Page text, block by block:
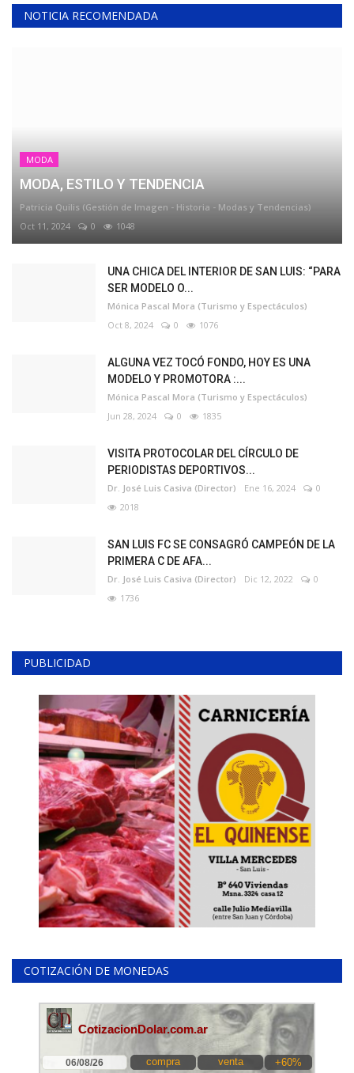
NOTICIA RECOMENDADA
MODA
MODA, ESTILO Y TENDENCIA
Patricia Quilis (Gestión de Imagen - Historia - Modas y Tendencias)
Oct 11, 2024
0 1048
UNA CHICA DEL INTERIOR DE SAN LUIS: “PARA
SER MODELO O...
Mónica Pascal Mora (Turismo y Espectáculos)
Oct 8, 2024
0 1076
ALGUNA VEZ TOCÓ FONDO, HOY ES UNA
MODELO Y PROMOTORA :...
Mónica Pascal Mora (Turismo y Espectáculos)
Jun 28, 2024
0 1835
VISITA PROTOCOLAR DEL CÍRCULO DE
PERIODISTAS DEPORTIVOS...
Dr. José Luis Casiva (Director) Ene 16, 2024
0
2018
SAN LUIS FC SE CONSAGRÓ CAMPEÓN DE LA
PRIMERA C DE AFA...
Dr. José Luis Casiva (Director) Dic 12, 2022
0
1736
PUBLICIDAD
COTIZACIÓN DE MONEDAS